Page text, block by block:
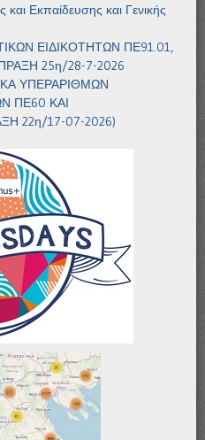
Εκπαίδευσης και Γενικής
ΕΙΔΙΚΟΤΗΤΩΝ ΠΕ91.01,
25η/28-7-2026
ΥΠΕΡΑΡΙΘΜΩΝ
ΠΕ60 ΚΑΙ
22η/17-07-2026)